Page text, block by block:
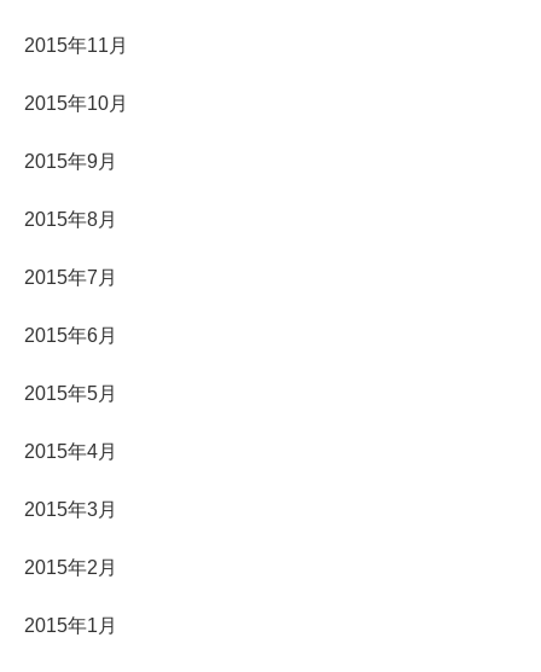
2015年11月
2015年10月
2015年9月
2015年8月
2015年7月
2015年6月
2015年5月
2015年4月
2015年3月
2015年2月
2015年1月